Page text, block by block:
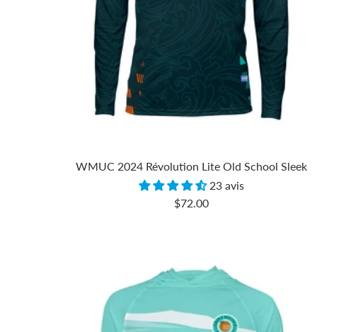
WMUC 2024 Révolution Lite Old School Sleek
23 avis
Prix
$72.00